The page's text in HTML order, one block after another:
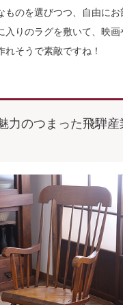
ものを選びつつ、自由に
入りのラグを敷いて、映画
そうで素敵ですね！
力のつまった飛騨